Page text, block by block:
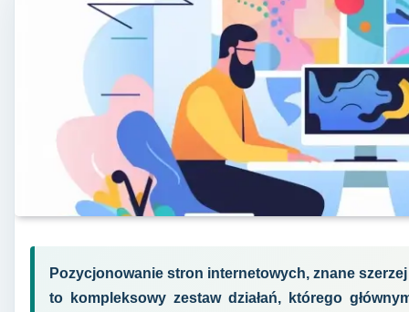
Pozycjonowanie stron internetowych, znane
to kompleksowy zestaw działań, którego